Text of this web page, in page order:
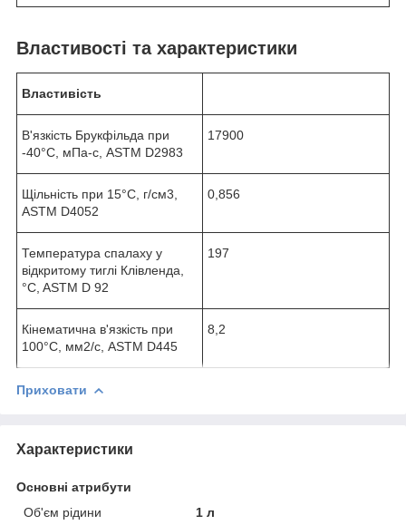
Властивості та характеристики
Властивість
В'язкість Брукфільда при
-40°C, мПа-с, ASTM D2983
17900
Щільність при 15°C, г/см3,
ASTM D4052
0,856
Температура спалаху у
відкритому тиглі Клівленда,
°C, ASTM D 92
197
Кінематична в'язкість при
100°C, мм2/с, ASTM D445
8,2
Приховати
Характеристики
Основні атрибути
Об'єм рідини
1 л